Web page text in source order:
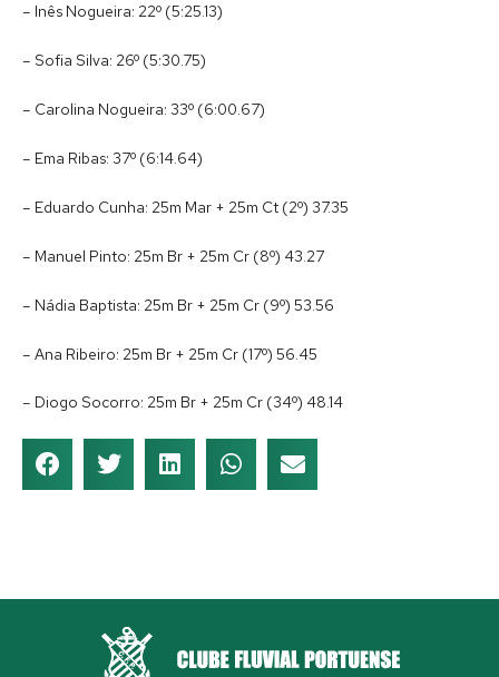
– Inês Nogueira: 22º (5:25.13)
– Sofia Silva: 26º (5:30.75)
– Carolina Nogueira: 33º (6:00.67)
– Ema Ribas: 37º (6:14.64)
– Eduardo Cunha: 25m Mar + 25m Ct (2º) 37.35
– Manuel Pinto: 25m Br + 25m Cr (8º) 43.27
– Nádia Baptista: 25m Br + 25m Cr (9º) 53.56
– Ana Ribeiro: 25m Br + 25m Cr (17º) 56.45
– Diogo Socorro: 25m Br + 25m Cr (34º) 48.14